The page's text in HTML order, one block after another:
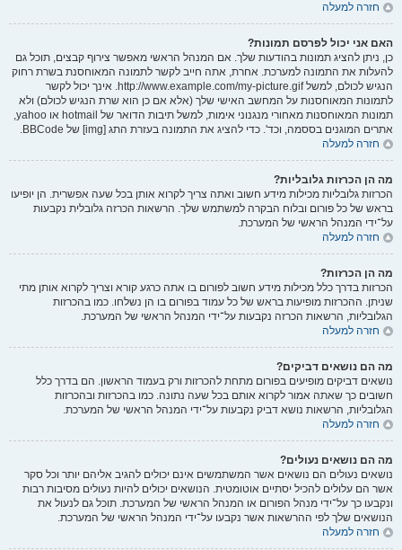
חזרה למעלה
האם אני יכול לפרסם תמונות?
כן, ניתן להציג תמונות בהודעות שלך. אם המנהל הראשי מאפשר צירוף קבצים, תוכל גם
להעלות את התמונה למערכת. אחרת, אתה חייב לקשר לתמונה המאוחסנת בשרת רחוק
הנגיש לכולם, למשל http://www.example.com/my-picture.gif. אינך יכול לקשר
לתמונות המאוחסנות על המחשב האישי שלך (אלא אם כן הוא שרת הנגיש לכולם) ולא
תמונות המאוחסנות מאחורי מנגנוני אימות, למשל תיבות הדואר של hotmail או yahoo,
אתרים המוגנים בססמה, וכד'. כדי להציג את התמונה בעזרת התג [img] של BBCode.
חזרה למעלה
מה הן הכרזות גלובליות?
הכרזות גלובליות מכילות מידע חשוב ואתה צריך לקרוא אותן בכל שעה אפשרית. הן יופיעו
בראש של כל פורום ובלוח הבקרה למשתמש שלך. הרשאות הכרזה גלובלית נקבעות
על־ידי המנהל הראשי של המערכת.
חזרה למעלה
מה הן הכרזות?
הכרזות בדרך כלל מכילות מידע חשוב לפורום בו אתה כרגע קורא וצריך לקרוא אותן מתי
שניתן. ההכרזות מופיעות בראש של כל עמוד בפורום בו הן נשלחו. כמו בהכרזות
הגלובליות, הרשאות הכרזה נקבעות על־ידי המנהל הראשי של המערכת.
חזרה למעלה
מה הם נושאים דביקים?
נושאים דביקים מופיעים בפורום מתחת להכרזות ורק בעמוד הראשון. הם בדרך כלל
חשובים כך שאתה אמור לקרוא אותם בכל שעה נתונה. כמו בהכרזות ובהכרזות
הגלובליות, הרשאות נושא דביק נקבעות על־ידי המנהל הראשי של המערכת.
חזרה למעלה
מה הם נושאים נעולים?
נושאים נעולים הם נושאים אשר המשתמשים אינם יכולים להגיב אליהם יותר וכל סקר
אשר הם עלולים להכיל יסתיים אוטומטית. הנושאים יכולים להיות נעולים מסיבות רבות
ונקבעו כך על־ידי מנהל הפורום או המנהל הראשי של המערכת. תוכל גם לנעול את
הנושאים שלך לפי ההרשאות אשר נקבעו על־ידי המנהל הראשי של המערכת.
חזרה למעלה